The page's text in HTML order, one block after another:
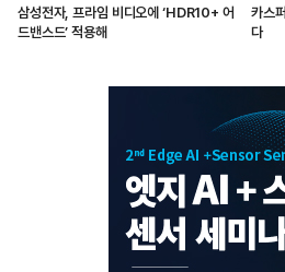
삼성전자, 프라임 비디오에 ‘HDR10+ 어
드밴스드’ 적용해
카스
다